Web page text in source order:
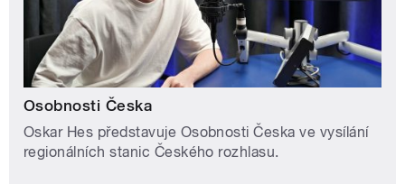
Osobnosti Česka
Oskar Hes představuje Osobnosti Česka ve vysílání
regionálních stanic Českého rozhlasu.